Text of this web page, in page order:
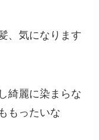
、気になります
綺麗に染まらな
もったいな